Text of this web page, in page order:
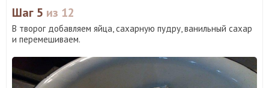
Шаг 5 из 12
В творог добавляем яйца, сахарную пудру, ванильный сахар
и перемешиваем.